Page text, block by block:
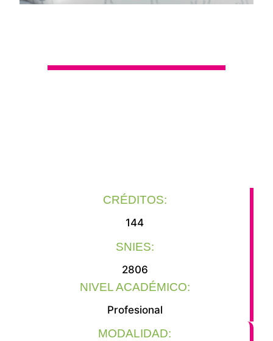
CRÉDITOS:
144
SNIES:
2806
NIVEL ACADÉMICO:
Profesional
MODALIDAD: